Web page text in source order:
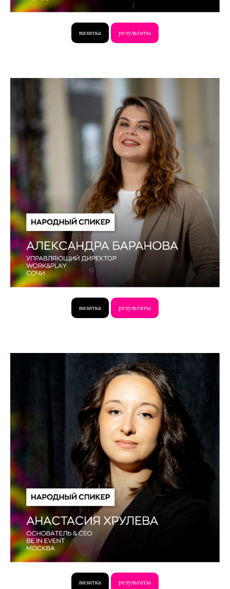
визитка результаты
визитка результаты
визитка результаты